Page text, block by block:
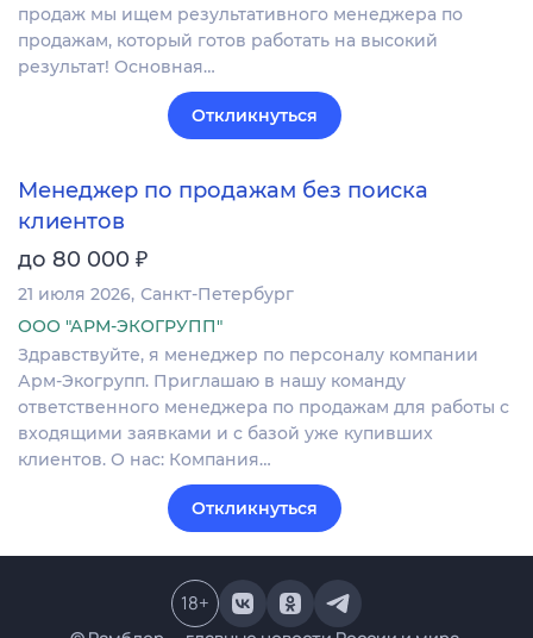
продаж мы ищем результативного менеджера по
продажам, который готов работать на высокий
результат! Основная…
Откликнуться
Менеджер по продажам без поиска
клиентов
до 80 000 ₽
21 июля 2026 Санкт-Петербург
ООО "АРМ-ЭКОГРУПП"
Здравствуйте, я менеджер по персоналу компании
Арм-Экогрупп. Приглашаю в нашу команду
ответственного менеджера по продажам для работы с
входящими заявками и с базой уже купивших
клиентов. О нас: Компания…
Откликнуться
18+